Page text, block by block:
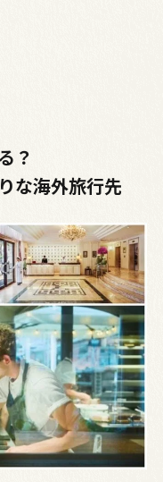
？
な海外旅行先